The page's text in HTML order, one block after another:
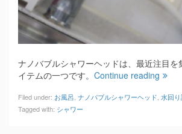
ナノバブルシャワーヘッドは、最近注目を
イテムの一つです。 Continue reading
Filed under: お風呂 ナノバブルシャワーヘッド 水回
Tagged with: シャワー